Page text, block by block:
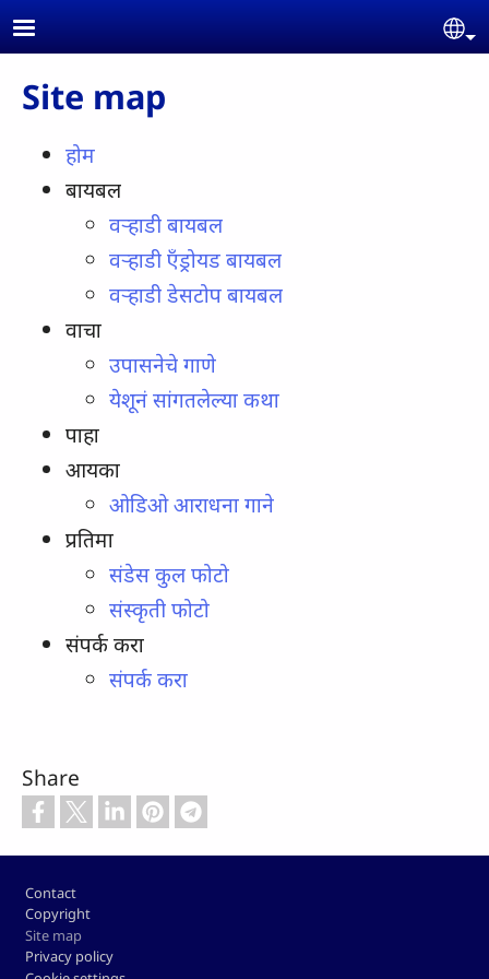
Skip to main content
Site map
होम
बायबल
वऱ्हाडी बायबल
वऱ्हाडी एँड्रोयड बायबल
वऱ्हाडी डेसटोप बायबल
वाचा
उपासनेचे गाणे
येशूनं सांगतलेल्या कथा
पाहा
आयका
ओडिओ आराधना गाने
प्रतिमा
संडेस कुल फोटो
संस्कृती फोटो
संपर्क करा
संपर्क करा
Share
Contact
Copyright
Site map
Privacy policy